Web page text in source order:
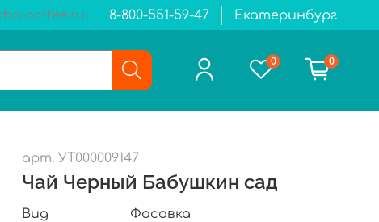
8-800-551-59-47 Екатеринбург
0 0
арт.УТ000009147
Чай Черный Бабушкин сад
Вид Фасовка